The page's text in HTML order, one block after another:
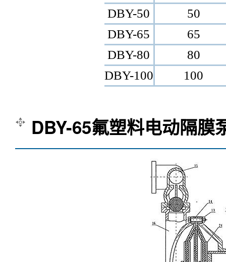
DBY-50
50
DBY-65
65
DBY-80
80
DBY-100
100
DBY-65氟塑料电动隔膜